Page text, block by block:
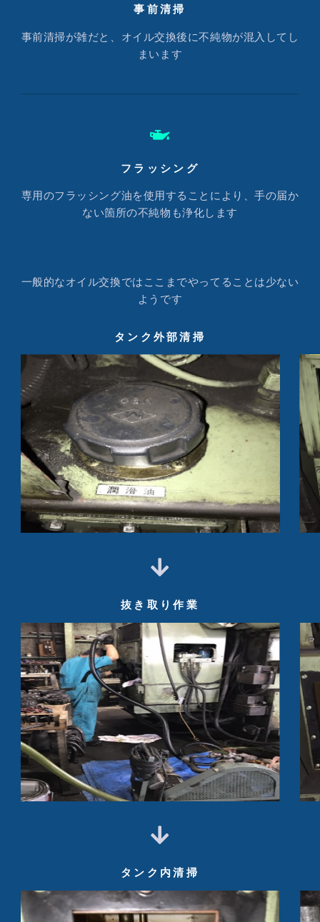
事前清掃
事前清掃が雑だと、オイル交換後に不純物が混入してし
まいます
フラッシング
専用のフラッシング油を使用することにより、手の届か
ない箇所の不純物も浄化します
一般的なオイル交換ではここまでやってることは少ない
ようです
タンク外部清掃
抜き取り作業
タンク内清掃